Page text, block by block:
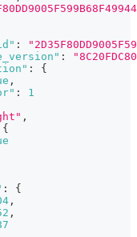
:
:
:
{
,
:
1
,
{
:
{
,
,